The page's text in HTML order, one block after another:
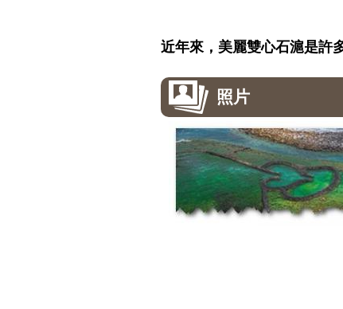
近年來，美麗雙心石滬是許
照片